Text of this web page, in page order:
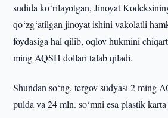
sudida ko‘rilayotgan, Jinoyat
qo‘zg‘atilgan jinoyat ishini vakolatli
foydasiga hal qilib, oqlov hukmini
ming AQSH dollari talab qiladi.
Shundan so‘ng, tergov sudyasi 2 ming
pulda va 24 mln. so‘mni esa plastik